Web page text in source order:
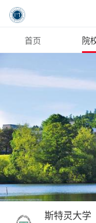
首页 院
斯特灵大学